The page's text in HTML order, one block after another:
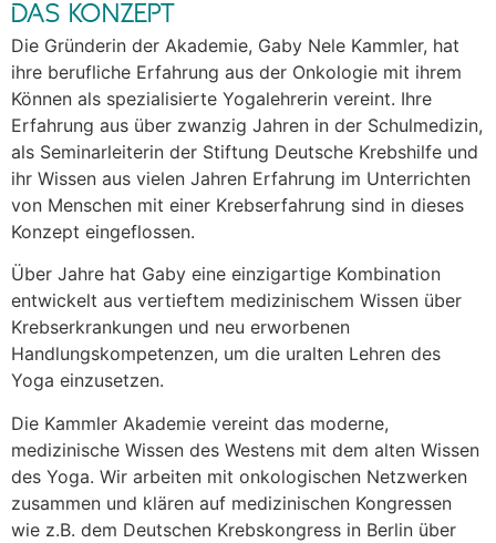
DAS KONZEPT
Die Gründerin der Akademie, Gaby Nele Kammler, hat
ihre berufliche Erfahrung aus der Onkologie mit ihrem
Können als spezialisierte Yogalehrerin vereint. Ihre
Erfahrung aus über zwanzig Jahren in der Schulmedizin,
als Seminarleiterin der Stiftung Deutsche Krebshilfe und
ihr Wissen aus vielen Jahren Erfahrung im Unterrichten
von Menschen mit einer Krebserfahrung sind in dieses
Konzept eingeflossen.
Über Jahre hat Gaby eine einzigartige Kombination
entwickelt aus vertieftem medizinischem Wissen über
Krebserkrankungen und neu erworbenen
Handlungskompetenzen, um die uralten Lehren des
Yoga einzusetzen.
Die Kammler Akademie vereint das moderne,
medizinische Wissen des Westens mit dem alten Wissen
des Yoga. Wir arbeiten mit onkologischen Netzwerken
zusammen und klären auf medizinischen Kongressen
wie z.B. dem Deutschen Krebskongress in Berlin über